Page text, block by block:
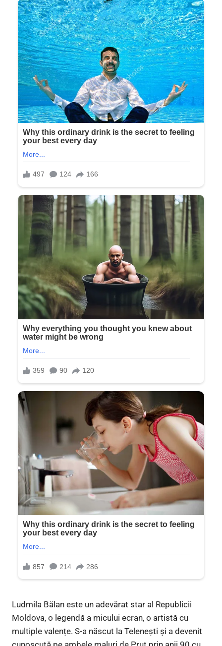
Ludmila Bălan este un adevărat star al Republicii
Moldova, o legendă a micului ecran, o artistă cu
multiple valențe. S-a născut la Telenești și a devenit